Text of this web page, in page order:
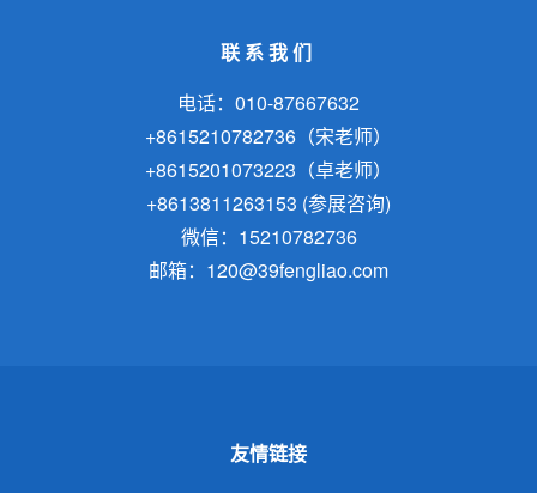
联系我们
电话：010-87667632
+8615210782736（宋老师）
+8615201073223（卓老师）
+8613811263153 (参展咨询)
微信：15210782736
邮箱：120@39fengliao.com
友情链接